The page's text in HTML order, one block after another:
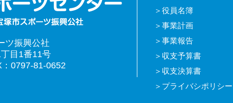
ツ振興公社
目1番11号
0797-81-0652
役員名簿
事業計画
事業報告
収支予算書
収支決算書
プライバシポリシー